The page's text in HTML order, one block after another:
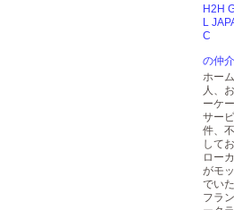
の仲
ホー
人、
ーケ
サー
件、
して
ロー
がモ
でい
フラ